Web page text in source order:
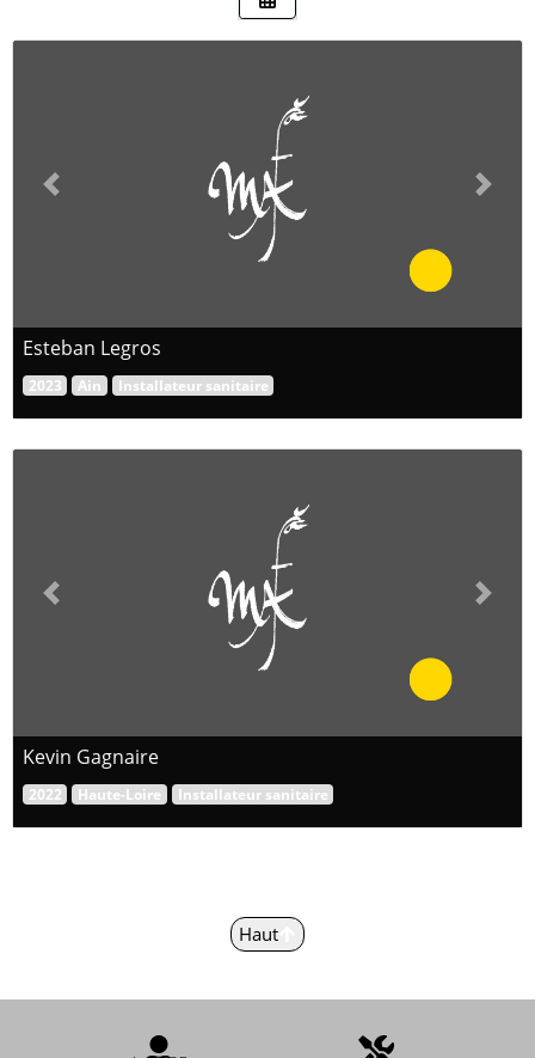
Previous Next
Esteban Legros
2023 Ain Installateur sanitaire
Previous Next
Kevin Gagnaire
2022 Haute-Loire Installateur sanitaire
Haut